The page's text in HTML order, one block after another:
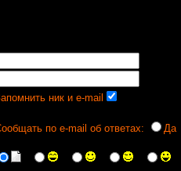
ник и e-mail
по e-mail об ответах: Да